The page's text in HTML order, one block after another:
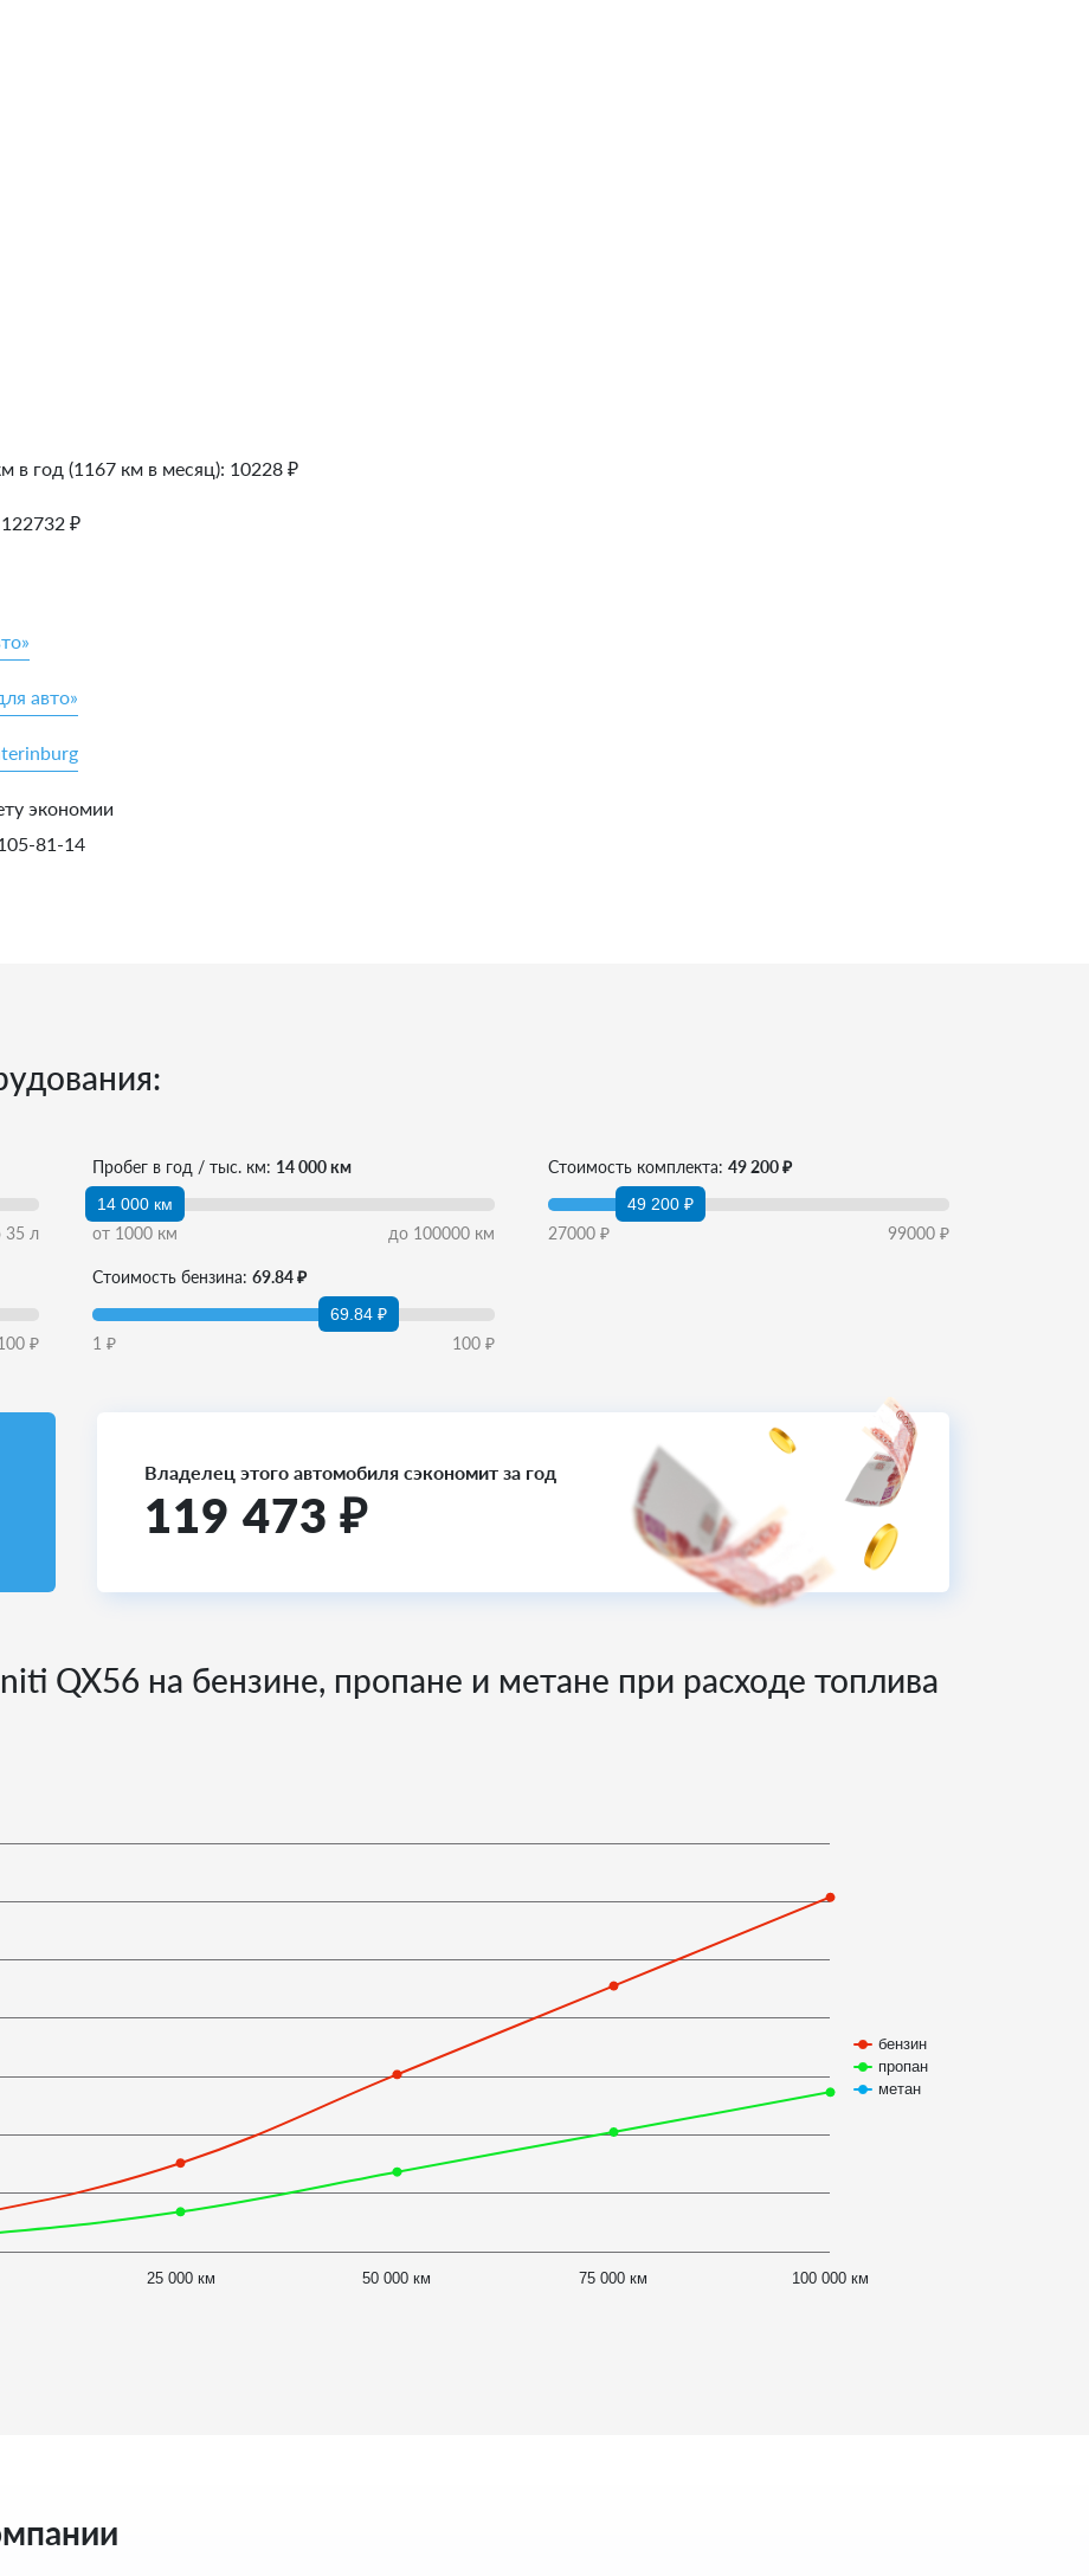
в год (1167 км в месяц): 10228 ₽
122732 ₽
авто»
экономии
81-14
35 л
Пробег в год / тыс. км: 14 000 км
14 000 км
от 1000 км до 100000км
Стоимость комплекта: 49 200 ₽
49 200 ₽
27000₽ 99000₽
₽
Стоимость бензина:69.84 ₽
69.84 ₽
1 ₽ 100₽
Владелец этого автомобиля сэкономит за год
119 473 ₽
QX56 на бензине, пропане и метане при расходе топлива
бензин
пропан
метан
25 000 км 50 000 км 75 000 км 100 000 км